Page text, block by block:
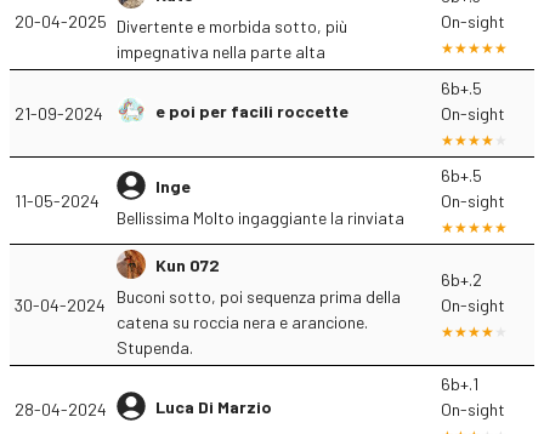
20-04-2025 Divertente e morbida sotto, più
impegnativa nella parte alta
On-sight
21-09-2024 e poi per facili roccette
6b+.5
On-sight
11-05-2024
Inge
Bellissima Molto ingaggiante la rinviata
6b+.5
On-sight
30-04-2024
Kun 072
Buconi sotto, poi sequenza prima della
catena su roccia nera e arancione.
Stupenda.
6b+.2
On-sight
28-04-2024 Luca Di Marzio
6b+.1
On-sight